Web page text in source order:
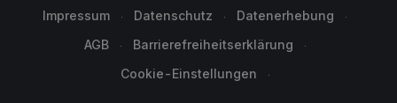
Impressum Datenschutz
Datenerhebung
AGB
Barrierefreiheitserklärung
Cookie-Einstellungen